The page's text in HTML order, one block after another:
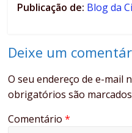
Publicação de: Blog da
Deixe um
O seu endereço de e-mail
obrigatórios são
Comentário*